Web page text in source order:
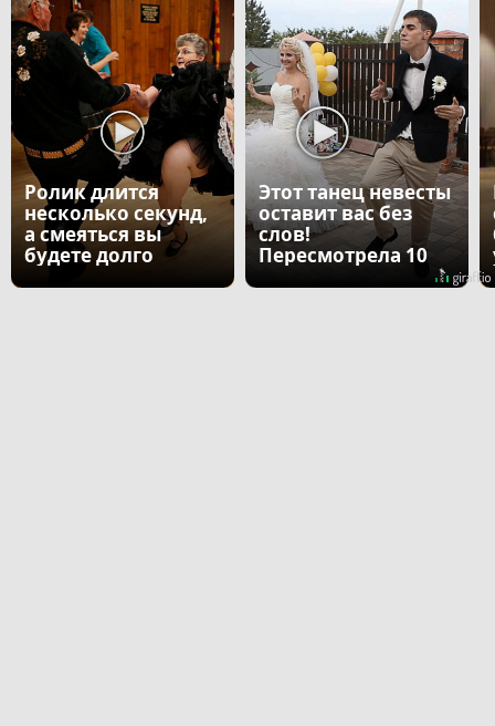
Ролик длится
несколько секунд,
а смеяться вы
будете долго
Этот танец невесты
оставит вас без
слов!
Пересмотрела 10